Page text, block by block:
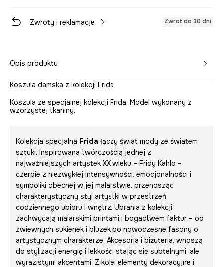
Zwroty i reklamacje Zwrot do 30 dni
Opis produktu
Koszula damska z kolekcji Frida
Koszula ze specjalnej kolekcji Frida. Model wykonany z
wzorzystej tkaniny.
Kolekcja specjalna Frida łączy świat mody ze światem
sztuki. Inspirowana twórczością jednej z
najważniejszych artystek XX wieku – Fridy Kahlo –
czerpie z niezwykłej intensywności, emocjonalności i
symboliki obecnej w jej malarstwie, przenosząc
charakterystyczny styl artystki w przestrzeń
codziennego ubioru i wnętrz. Ubrania z kolekcji
zachwycają malarskimi printami i bogactwem faktur – od
zwiewnych sukienek i bluzek po nowoczesne fasony o
artystycznym charakterze. Akcesoria i biżuteria, wnoszą
do stylizacji energię i lekkość, stając się subtelnymi, ale
wyrazistymi akcentami. Z kolei elementy dekoracyjne i